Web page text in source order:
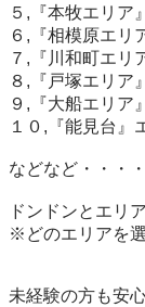
５,『本牧エリア
６,『相模原エリ
７,『川和町エリ
８,『戸塚エリア
９,『大船エリア
１０,『能見台』
などなど・・・・
ドンドンとエリ
※どのエリアを
未経験の方も安